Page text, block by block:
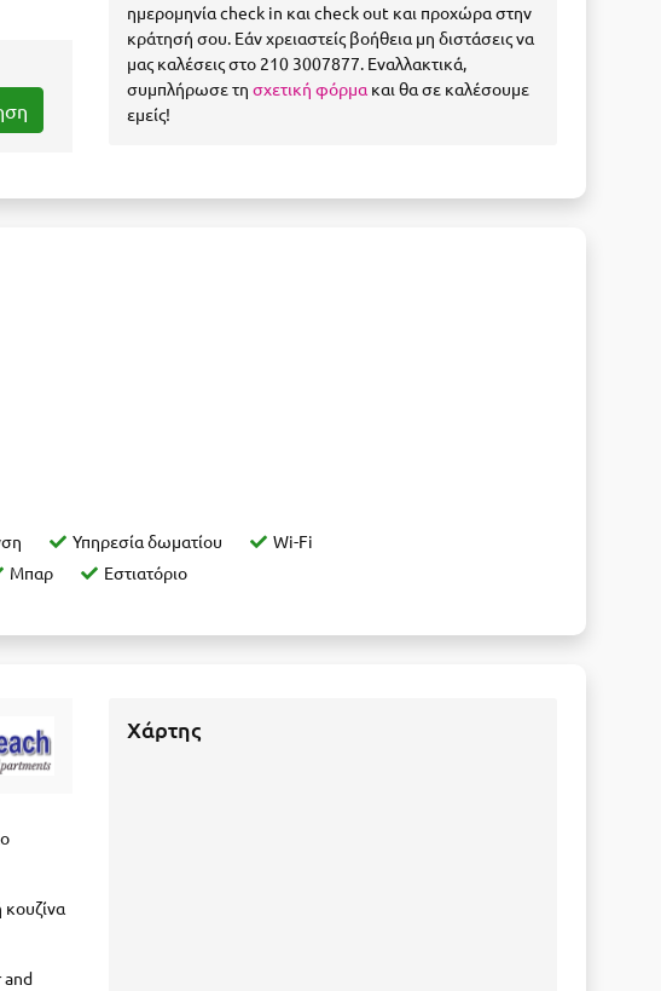
ημερομηνία check in και check out και προχώρα στην
κράτησή σου. Εάν χρειαστείς βοήθεια μη διστάσεις να
μας καλέσεις στο 210 3007877. Εναλλακτικά,
συμπλήρωσε τησχετική φόρμα και θα σε καλέσουμε
εμείς!
Υπηρεσία δωματίου
Wi-Fi
Μπαρ Εστιατόριο
κουζίνα
and
Χάρτης